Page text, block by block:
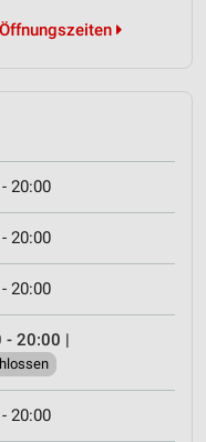
20:00
20:00
20:00
- 20:00 |
20:00